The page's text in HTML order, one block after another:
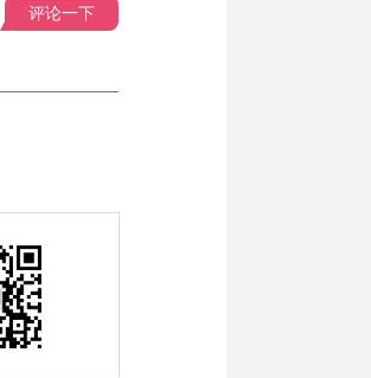
评论一下